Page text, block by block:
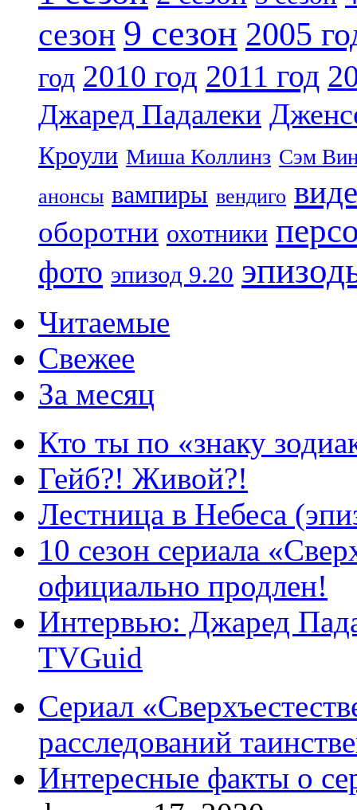
сезон 9 сезон 2005
год 2010 год 2011 год
Джаред Падалеки
Кроули Миша Коллинз Сэм
анонсы вампиры вендиго
оборотни охотники
фото эпизод 9.20
Читаемые
Свежее
За месяц
Кто ты по «знаку
Гейб?! Живой?!
Лестница в Небеса
10 сезон сериала
официально продлен!
Интервью: Джаред
TVGuid
Сериал
расследований
Интересные факты о